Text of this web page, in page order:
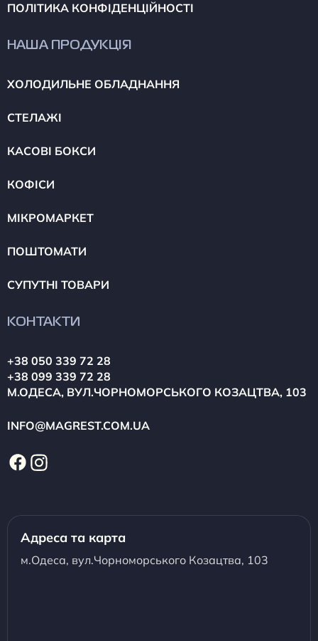
ПОЛІТИКА КОНФІДЕНЦІЙНОСТІ
НАША ПРОДУКЦІЯ
ХОЛОДИЛЬНЕ ОБЛАДНАННЯ
СТЕЛАЖІ
КАСОВІ БОКСИ
КОФІСИ
МІКРОМАРКЕТ
ПОШТОМАТИ
СУПУТНІ ТОВАРИ
КОНТАКТИ
+38 050 339 72 28
+38 099 339 72 28
М.ОДЕСА, ВУЛ.ЧОРНОМОРСЬКОГО КОЗАЦТВА, 103
INFO@MAGREST.COM.UA
Адреса та карта
м.Одеса, вул.Чорноморського Козацтва, 103